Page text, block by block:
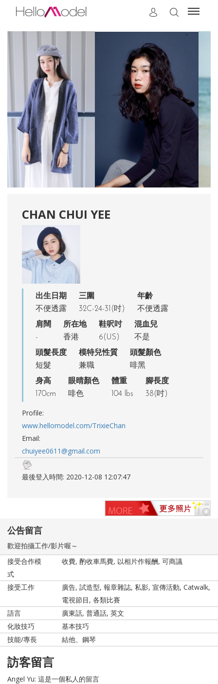
CHAN CHUI YEE
出生日期
不便透露
三圍
32C-24-31(吋)
年齡
不便透露
肩闊
-
所在地
香港
鞋呎吋
6(US)
混血兒
不是
頭髮長度
短髮
模特兒性質
兼職
頭髮顏色
啡黑
身高
170cm
眼晴顏色
啡色
體重
104 lbs
腳長度
38(吋)
Profile:
www.hellomodel.com/TrixieChan
Email:
chuiyee0611@gmail.com
最後登入時間: 2020-12-08 12:07:47
公告留言
歡迎拍攝工作/影片喔～
接受合作模
式
收費, 酌收車馬費, 以相片作報酬, 可商議
接受工作
廣告, 試造型, 報章雜誌, 私影, 宣傳活動, Catwalk,
電視節目, 各類比賽
語言
廣東話, 普通話, 英文
化妝技巧
基本技巧
技能/專長
結他、鋼琴
訪客留言
Angel Yu: 這是一個私人的留言